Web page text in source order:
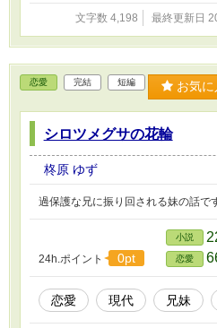
文字数 4,198 最終更新日
恋愛 完結 短編 お気
シロツメグサの花輪
柊原 ゆず
過保護な兄に振り回される妹の話で
24h.ポイント 0pt
小説
恋愛
恋愛 現代 兄妹